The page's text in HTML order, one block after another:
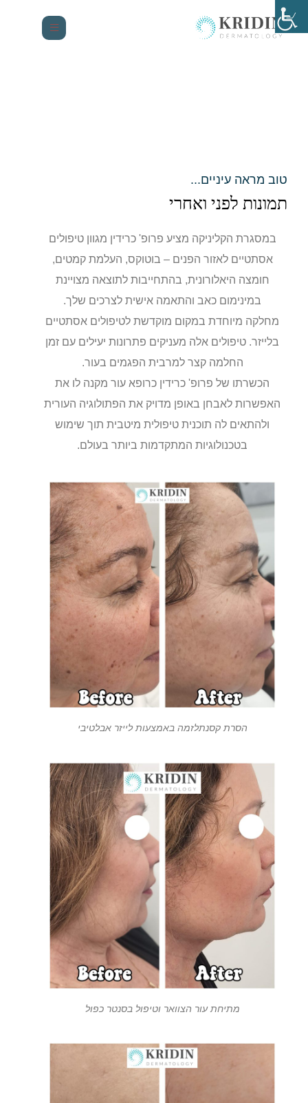
טוב מראה עיניים...
תמונות לפני ואחרי
במסגרת הקליניקה מציע פרופ' כרידין מגוון טיפולים
אסתטיים לאזור הפנים – בוטוקס, העלמת קמטים,
חומצה היאלורונית, בהתחייבות לתוצאה מצויינת
במינימום כאב והתאמה אישית לצרכים שלך.
מחלקה מיוחדת במקום מוקדשת לטיפולים אסתטיים
בלייזר. טיפולים אלה מעניקים פתרונות יעילים עם זמן
החלמה קצר למרבית הפגמים בעור.
הכשרתו של פרופ' כרידין כרופא עור מקנה לו את
האפשרות לאבחן באופן מדויק את הפתולוגיה העורית
ולהתאים לה תוכנית טיפולית מיטבית תוך שימוש
בטכנולוגיות המתקדמות ביותר בעולם.
הסרת קסנתלזמה באמצעות לייזר אבלטיבי
מתיחת עור הצוואר וטיפול בסנטר כפול